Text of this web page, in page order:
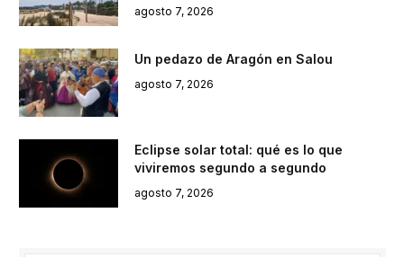
agosto 7, 2026
Un pedazo de Aragón en Salou
agosto 7, 2026
Eclipse solar total: qué es lo que
viviremos segundo a segundo
agosto 7, 2026